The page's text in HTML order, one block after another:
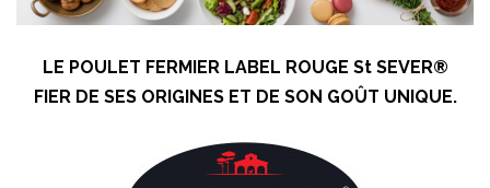
LE POULET FERMIER LABEL ROUGE St SEVER®
FIER DE SES ORIGINES ET DE SON GOÛT UNIQUE.